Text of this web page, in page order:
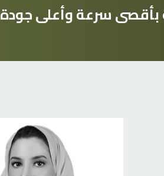
بأقصى سرعة وأعلى جودة